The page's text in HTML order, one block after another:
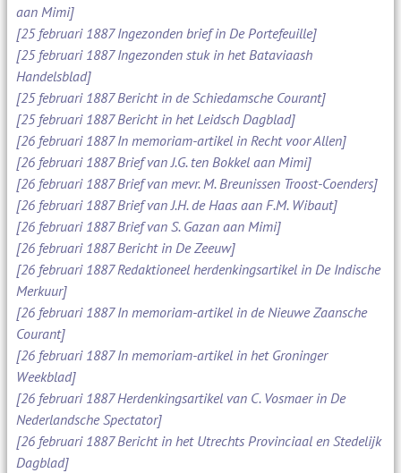
aan Mimi]
[25 februari 1887 Ingezonden brief in De Portefeuille]
[25 februari 1887 Ingezonden stuk in het Bataviaash
Handelsblad]
[25 februari 1887 Bericht in de Schiedamsche Courant]
[25 februari 1887 Bericht in het Leidsch Dagblad]
[26 februari 1887 In memoriam-artikel in Recht voor Allen]
[26 februari 1887 Brief van J.G. ten Bokkel aan Mimi]
[26 februari 1887 Brief van mevr. M. Breunissen Troost-Coenders]
[26 februari 1887 Brief van J.H. de Haas aan F.M. Wibaut]
[26 februari 1887 Brief van S. Gazan aan Mimi]
[26 februari 1887 Bericht in De Zeeuw]
[26 februari 1887 Redaktioneel herdenkingsartikel in De Indische
Merkuur]
[26 februari 1887 In memoriam-artikel in de Nieuwe Zaansche
Courant]
[26 februari 1887 In memoriam-artikel in het Groninger
Weekblad]
[26 februari 1887 Herdenkingsartikel van C. Vosmaer in De
Nederlandsche Spectator]
[26 februari 1887 Bericht in het Utrechts Provinciaal en Stedelijk
Dagblad]